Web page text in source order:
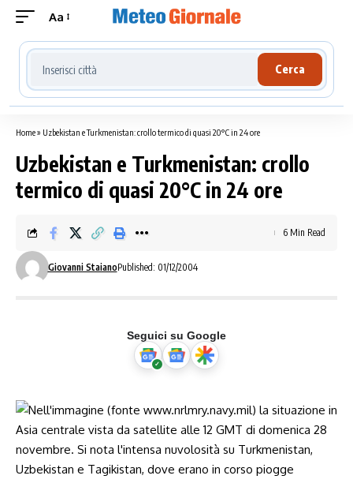
Aa
Cerca località meteo
Cerca
Home» Uzbekistan e Turkmenistan: crollo termico di quasi 20°C in 24 ore
Uzbekistan e Turkmenistan: crollo
termico di quasi 20°C in 24 ore
Giovanni StaianoPublished: 01/12/2004
6 Min Read
Seguici su Google